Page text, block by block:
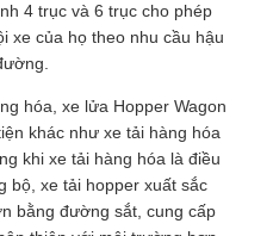
4 trục và 6 trục cho phép
xe của họ theo nhu cầu hậu
hóa, xe lửa Hopper Wagon
khác như xe tải hàng hóa
khi xe tải hàng hóa là điều
bộ, xe tải hopper xuất sắc
bằng đường sắt, cung cấp